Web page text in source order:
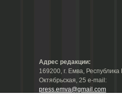
Адрес редакции:
169200, г. Емва, Республика
Октябрьская, 25 е-mail:
press.emva@gmail.com